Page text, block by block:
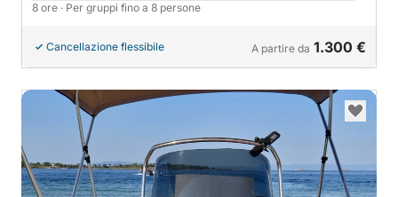
8 ore · Per gruppi fino a 8 persone
Cancellazione flessibile A partire da 1.300 €